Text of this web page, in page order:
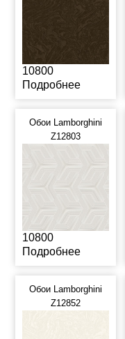
10800
Подробнее
Обои Lamborghini
Z12803
10800
Подробнее
Обои Lamborghini
Z12852